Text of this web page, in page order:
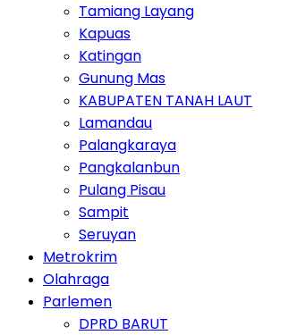
Tamiang Layang
Kapuas
Katingan
Gunung Mas
KABUPATEN TANAH LAUT
Lamandau
Palangkaraya
Pangkalanbun
Pulang Pisau
Sampit
Seruyan
Metrokrim
Olahraga
Parlemen
DPRD BARUT